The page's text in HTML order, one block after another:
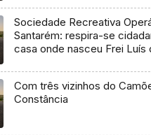
Sociedade Recreativa
Santarém: respira-se
casa onde nasceu Frei Luís
Com três vizinhos do
Constância